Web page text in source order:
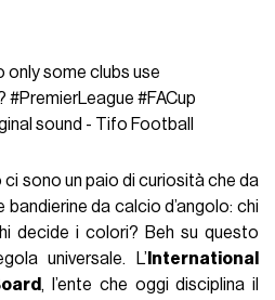
only some clubs use
#PremierLeague #FACup
sound - Tifo Football
sono un paio di curiosità che da
da calcio d’angolo: chi
decide i colori? Beh su questo
universale. L’ International
, l’ente che oggi disciplina il